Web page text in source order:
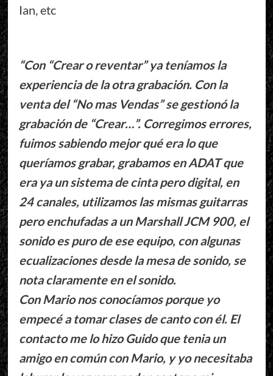
Ian, etc
“Con “Crear o reventar” ya teníamos la
experiencia de la otra grabación. Con la
venta del “No mas Vendas” se gestionó la
grabación de “Crear…”. Corregimos errores,
fuimos sabiendo mejor qué era lo que
queríamos grabar, grabamos en ADAT que
era ya un sistema de cinta pero digital, en
24 canales, utilizamos las mismas guitarras
pero enchufadas a un Marshall JCM 900, el
sonido es puro de ese equipo, con algunas
ecualizaciones desde la mesa de sonido, se
nota claramente en el sonido.
Con Mario nos conocíamos porque yo
empecé a tomar clases de canto con él. El
contacto me lo hizo Guido que tenia un
amigo en común con Mario, y yo necesitaba